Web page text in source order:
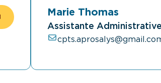
Marie Thomas
Assistante Administrative